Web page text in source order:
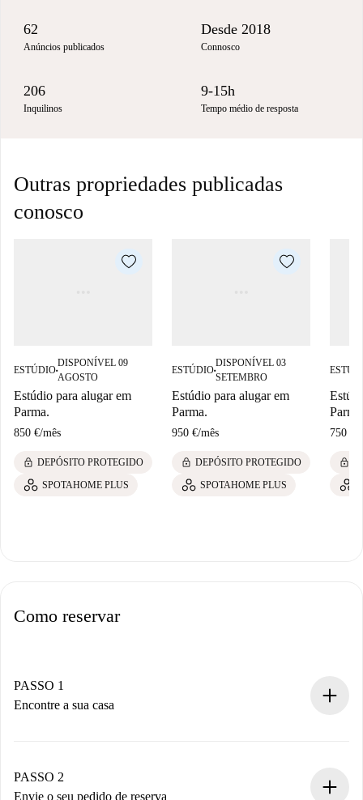
62
Anúncios publicados
Desde 2018
Connosco
206
Inquilinos
9-15h
Tempo médio de resposta
Outras propriedades publicadas
conosco
ESTÚDIO■
DISPONÍVEL 09
AGOSTO
Estúdio para alugar em
Parma.
850 €/mês
lock DEPÓSITO PROTEGIDO
SPOTAHOME PLUS
ESTÚDIO■
DISPONÍVEL 03
SETEMBRO
Estúdio para alugar em
Parma.
950 €/mês
lock DEPÓSITO PROTEGIDO
SPOTAHOME PLUS
750 €
lock
Como reservar
PASSO 1
Encontre a sua casa
Você tem todas as informações necessárias
antecipadamente.
PASSO 2
Envie o seu pedido de reserva